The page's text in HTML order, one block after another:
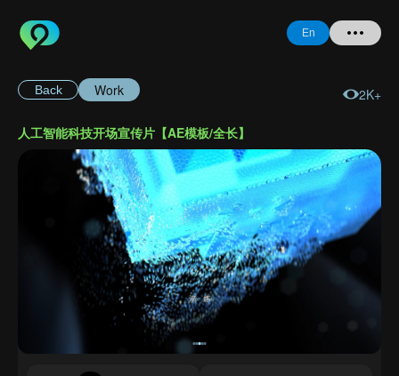
En
Login
Register
Back Work 2K+
人工智能科技开场宣传片【AE模板/全长】